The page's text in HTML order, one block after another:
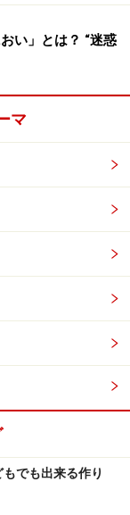
モビールにした
ロハンテープで
した松ぼっくり
キラキラのシー
ズをつけたもの
バランスを考
で手作り感あ
い」とは？ “迷惑
マ
でも出来る作り